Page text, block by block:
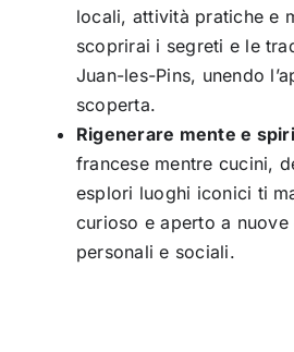
locali, attività pratiche e
scoprirai i segreti e le
Juan-les-Pins, unendo
scoperta.
Rigenerare mente e
francese mentre cucini,
esplori luoghi iconici ti
curioso e aperto a nuove
personali e sociali.